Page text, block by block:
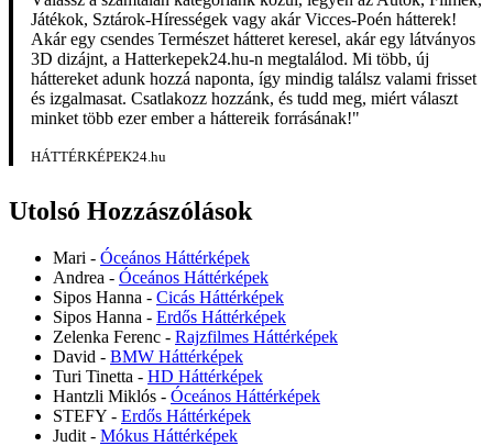
Játékok, Sztárok-Hírességek vagy akár Vicces-Poén hátterek!
Akár egy csendes Természet hátteret keresel, akár egy látványos
3D dizájnt, a Hatterkepek24.hu-n megtalálod. Mi több, új
háttereket adunk hozzá naponta, így mindig találsz valami frisset
és izgalmasat. Csatlakozz hozzánk, és tudd meg, miért választ
minket több ezer ember a háttereik forrásának!"
HÁTTÉRKÉPEK24.hu
Utolsó Hozzászólások
Mari - Óceános Háttérképek
Andrea - Óceános Háttérképek
Sipos Hanna - Cicás Háttérképek
Sipos Hanna - Erdős Háttérképek
Zelenka Ferenc - Rajzfilmes Háttérképek
David - BMW Háttérképek
Turi Tinetta - HD Háttérképek
Hantzli Miklós - Óceános Háttérképek
STEFY - Erdős Háttérképek
Judit - Mókus Háttérképek